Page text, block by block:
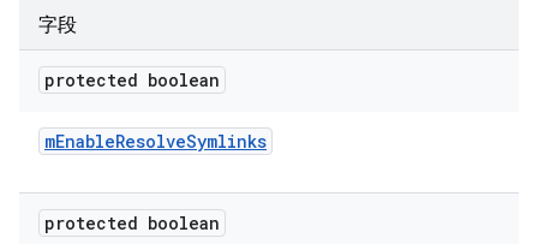
字段
protected boolean
mEnableResolveSymlinks
protected boolean